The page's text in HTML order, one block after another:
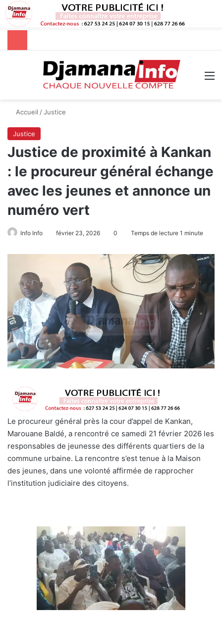
Rechercher
Accueil /Justice
Justice
Justice de proximité à Kankan
: le procureur général échange
avec les jeunes et annonce un
numéro vert
Info Info février 23, 2026 0 Temps de lecture 1 minute
Le procureur général près la cour d’appel de Kankan,
Marouane Baldé, a rencontré ce samedi 21 février 2026 les
responsables de jeunesse des différents quartiers de la
commune urbaine. La rencontre s’est tenue à la Maison
des jeunes, dans une volonté affirmée de rapprocher
l’institution judiciaire des citoyens.